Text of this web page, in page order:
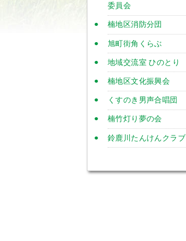
委員会
楠地区消防分団
旭町街角くらぶ
地域交流室 ひのとり
楠地区文化振興会
くすのき男声合唱団
楠竹灯り夢の会
鈴鹿川たんけんクラブ